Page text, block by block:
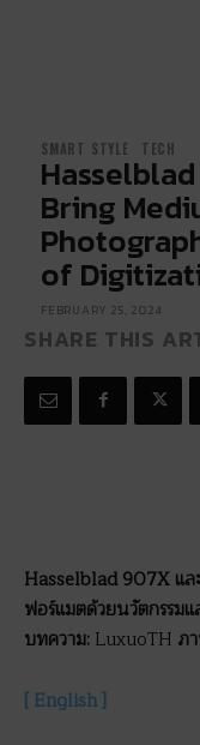
SMART STYLE TECH
Bring
of
FEBRUARY 25, 2024
SHARE THIS
Hasselblad 907X แล
ฟอร์แมตด้วยนวัตกรรม
บทความ: LuxuoTH ภ
[ English ]